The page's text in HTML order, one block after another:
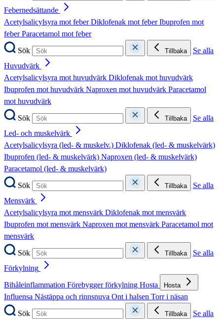
Febernedsättande
Acetylsalicylsyra mot feberDiklofenak mot feberIbuprofen mot
feberParacetamol mot feber
Sök
Tillbaka
Se alla
Huvudvärk
Acetylsalicylsyra mot huvudvärk Diklofenak mot huvudvärk
Ibuprofen mot huvudvärk Naproxen mot huvudvärk Paracetamol
mot huvudvärk
Sök
Tillbaka
Se alla
Led- och muskelvärk
Acetylsalicylsyra (led- & muskelv.) Diklofenak (led- & muskelvärk)
Ibuprofen (led- & muskelvärk) Naproxen (led- & muskelvärk)
Paracetamol (led- & muskelvärk)
Sök
Tillbaka
Se alla
Mensvärk
Acetylsalicylsyra mot mensvärk Diklofenak mot mensvärk
Ibuprofen mot mensvärk Naproxen mot mensvärk Paracetamol mot
mensvärk
Sök
Tillbaka
Se alla
Förkylning
Bihåleinflammation Förebygger förkylning Hosta Hosta
Influensa Nästäppa och rinnsnuva Ont i halsen Torr i näsan
Sök
Tillbaka
Se alla